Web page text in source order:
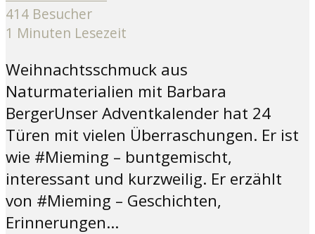
414 Besucher
1 Minuten Lesezeit
Weihnachtsschmuck aus
Naturmaterialien mit Barbara
BergerUnser Adventkalender hat 24
Türen mit vielen Überraschungen. Er ist
wie #Mieming – buntgemischt,
interessant und kurzweilig. Er erzählt
von #Mieming – Geschichten,
Erinnerungen...